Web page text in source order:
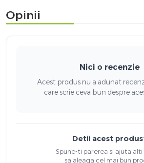
Opinii
Nici o recenzie
Acest produs nu a adunat
care scrie ceva bun despre
Detii acest
Spune-ti parerea si ajuta
sa aleaga cel mai bun